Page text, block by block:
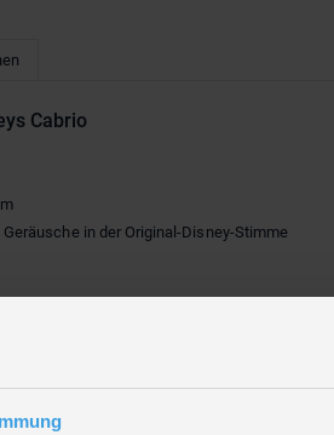
Cabrio
in der Original-Disney-Stimme
Baby Flitzer Spiel-Sets (separat erhältlich)